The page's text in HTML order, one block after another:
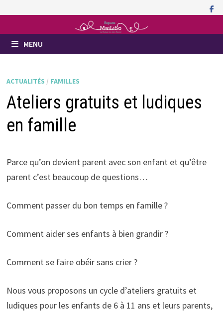
contenu
MENU
ACTUALITÉS / FAMILLES
Ateliers gratuits et ludiques
en famille
Parce qu’on devient parent avec son enfant et qu’être
parent c’est beaucoup de questions…
Comment passer du bon temps en famille ?
Comment aider ses enfants à bien grandir ?
Comment se faire obéir sans crier ?
Nous vous proposons un cycle d’ateliers gratuits et
ludiques pour les enfants de 6 à 11 ans et leurs parents,